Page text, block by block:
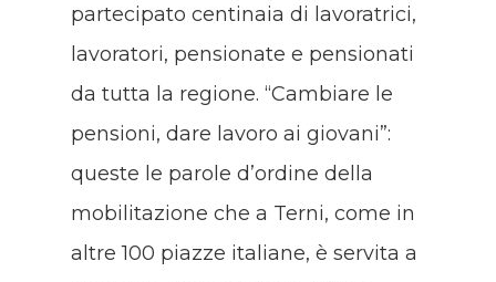
partecipato centinaia di lavoratrici,
lavoratori, pensionate e pensionati
da tutta la regione. “Cambiare le
pensioni, dare lavoro ai giovani”:
queste le parole d’ordine della
mobilitazione che a Terni, come in
altre 100 piazze italiane, è servita a